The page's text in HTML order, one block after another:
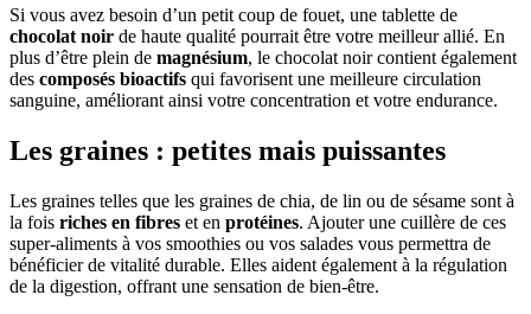
Si vous avez besoin d’un petit coup de fouet, une tablette de
chocolat noir de haute qualité pourrait être votre meilleur allié. En
plus d’être plein de magnésium, le chocolat noir contient également
des composés bioactifs qui favorisent une meilleure circulation
sanguine, améliorant ainsi votre concentration et votre endurance.
Les graines : petites mais puissantes
Les graines telles que les graines de chia, de lin ou de sésame sont à
la fois riches en fibres et en protéines. Ajouter une cuillère de ces
super-aliments à vos smoothies ou vos salades vous permettra de
bénéficier de vitalité durable. Elles aident également à la régulation
de la digestion, offrant une sensation de bien-être.